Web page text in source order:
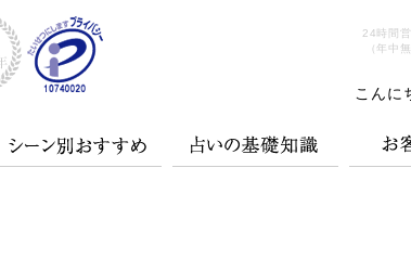
24時間
（年中
こんに